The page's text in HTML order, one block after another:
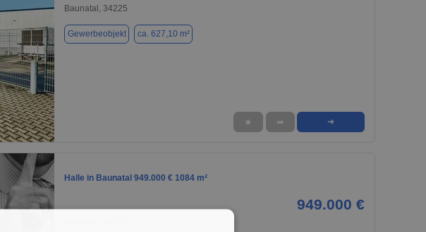
1 / 1
Baunatal, 34225
Gewerbeobjekt ca. 627,10 m²
★ ➦ ➜
Halle in Baunatal 949.000 € 1084 m²
949.000 €